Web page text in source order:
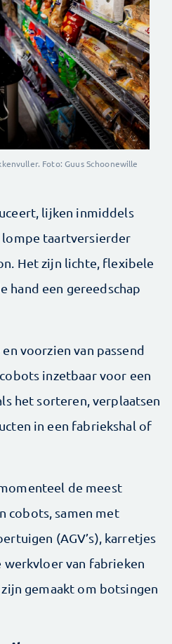
Foto: Guus Schoonewille
lijken inmiddels
taartversierder
Het zijn lichte, flexibele
hand een gereedschap
voorzien van passend
inzetbaar voor een
het sorteren, verplaatsen
in een fabriekshal of
de meest
cobots, samen met
(AGV’s), karretjes
van fabrieken
gemaakt om botsingen